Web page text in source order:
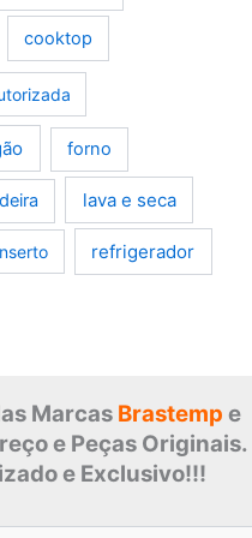
cooktop
forno
lava e seca
refrigerador
Marcas Brastemp e
e Peças Originais.
e Exclusivo!!!